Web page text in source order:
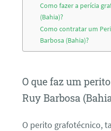
Como fazer a perícia
(Bahia)?
Como contratar um
Barbosa (Bahia)?
O que faz um
Ruy Barbosa
O perito grafotécnico,